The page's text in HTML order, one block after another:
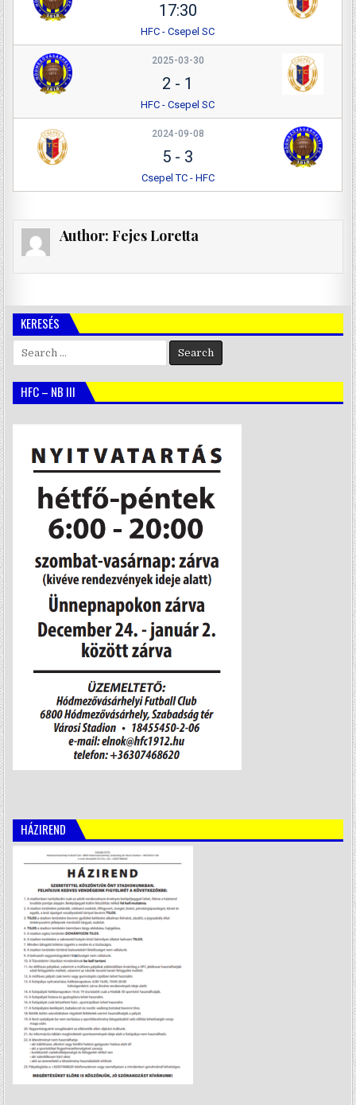
17:30
HFC - Csepel SC
2025-03-30
2 - 1
HFC - Csepel SC
2024-09-08
5 - 3
Csepel TC - HFC
Author: Fejes Loretta
KERESÉS
Search
for:
HFC – NB III
HÁZIREND